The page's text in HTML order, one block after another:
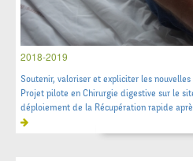
2018-2019
Soutenir, valoriser et expliciter les
Projet pilote en Chirurgie digestive sur le
déploiement de la Récupération rapide